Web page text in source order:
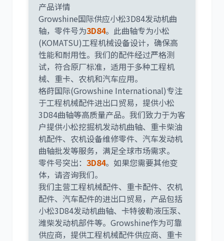
利勃海尔 凯斯
山猫 上柴
潍柴 川崎
产品详情
Growshine国际供应小松3D84发动机曲
轴，零件号为3D84。此曲轴专为小松
(KOMATSU)工程机械设备设计，确保高
性能和耐用性。我们的配件经过严格测
试，符合原厂标准，适用于多种工程机
械、重卡、农机和汽车应用。
格莳国际(Growshine International)专注
于工程机械配件进出口贸易，提供小松
3D84曲轴等高质量产品。我们致力于为客
户提供小松挖掘机发动机曲轴、重卡柴油
机配件、农机设备维修零件、汽车发动机
曲轴批发等服务，满足全球市场需求。
零件号突出： 3D84。如果您需要其他变
体，请咨询我们。
我们主营工程机械配件、重卡配件、农机
配件、汽车配件的进出口贸易，产品包括
小松3D84发动机曲轴、卡特彼勒液压泵、
潍柴发动机部件等。Growshine作为可靠
供应商，提供工程机械配件供应商、重卡